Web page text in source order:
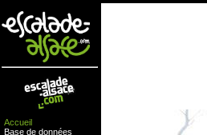
Accueil
Base de données